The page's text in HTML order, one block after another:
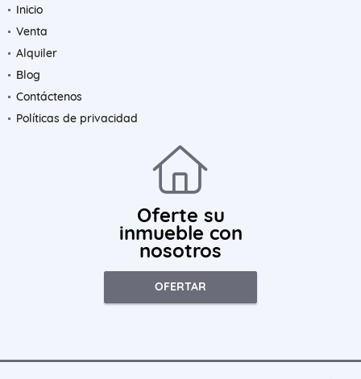
Inicio
Venta
Alquiler
Blog
Contáctenos
Políticas de privacidad
Oferte su
inmueble con
nosotros
OFERTAR